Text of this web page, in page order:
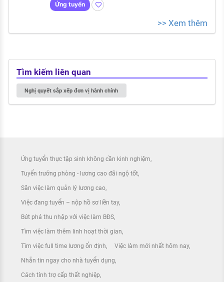
Ứng tuyển
>> Xem thêm
Tìm kiếm liên quan
Nghị quyết sắp xếp đơn vị hành chính
Ứng tuyển thực tập sinh không cần kinh nghiệm
Tuyển trưởng phòng - lương cao đãi ngộ tốt
Săn việc làm quản lý lương cao
Việc đang tuyển – nộp hồ sơ liền tay
Bứt phá thu nhập với việc làm BĐS
Tìm việc làm thêm linh hoạt thời gian
Tìm việc full time lương ổn định Việc làm mới nhất hôm nay
Nhắn tin ngay cho nhà tuyển dụng
Cách tính trợ cấp thất nghiệp